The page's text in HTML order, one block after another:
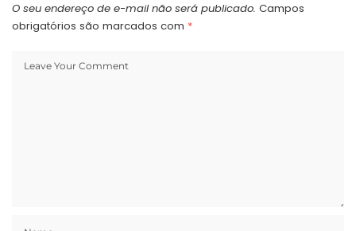
O seu endereço de e-mail não será publicado. Campos
obrigatórios são marcados com *